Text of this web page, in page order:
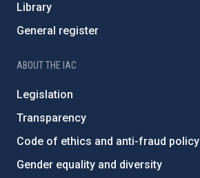
Library
General register
ABOUT THE IAC
Legislation
Transparency
Code of ethics and anti-fraud policy
Gender equality and diversity